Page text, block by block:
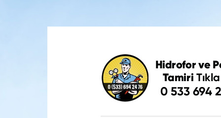
İçeriğe
geç